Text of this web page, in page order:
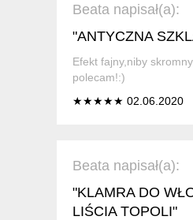
Beata napisał(a):
"ANTYCZNA
Efekt fajny,niby
polecam!:)
★★★★★ 02.06.2020
Beata napisał(a):
"KLAMRA DO
LIŚCIA TOPOLI"